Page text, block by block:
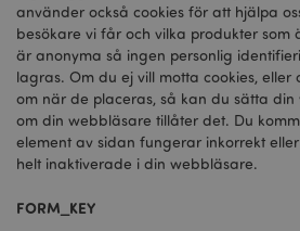
använder också cookies för att hjälpa
besökare vi får och vilka produkter som
är anonyma så ingen personlig
lagras. Om du ej vill motta cookies,
om när de placeras, så kan du sätta
om din webbläsare tillåter det. Du
element av sidan fungerar inkorrekt
helt inaktiverade i din webbläsare.
FORM_KEY